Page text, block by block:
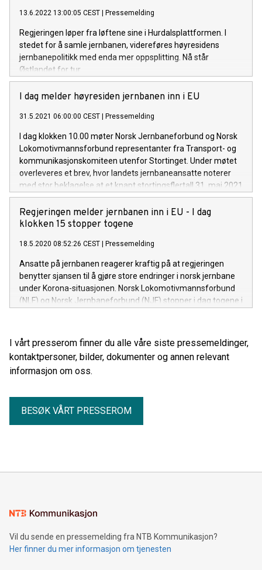
13.6.2022 13:00:05 CEST | Pressemelding
Regjeringen løper fra løftene sine i Hurdalsplattformen. I
stedet for å samle jernbanen, videreføres høyresidens
jernbanepolitikk med enda mer oppsplitting. Nå står
Østlandet for tur.
I dag melder høyresiden jernbanen inn i EU
31.5.2021 06:00:00 CEST | Pressemelding
I dag klokken 10.00 møter Norsk Jernbaneforbund og Norsk
Lokomotivmannsforbund representanter fra Transport- og
kommunikasjonskomiteen utenfor Stortinget. Under møtet
overleveres et brev, hvor landets jernbaneansatte noterer
med stor beklagelse at et knapt stortingsflertall 31. mai 2021
vedtar en helt unødvendig tilslutning til EUs fjerde
jernbanedirektiv.
Regjeringen melder jernbanen inn i EU - I dag
klokken 15 stopper togene
18.5.2020 08:52:26 CEST | Pressemelding
Ansatte på jernbanen reagerer kraftig på at regjeringen
benytter sjansen til å gjøre store endringer i norsk jernbane
under Korona-situasjonen. Norsk Lokomotivmannsforbund
(NLF) og Norsk Jernbaneforbund (NJF) stopper i dag togene i
I vårt presserom finner du alle våre siste pressemeldinger,
kontaktpersoner, bilder, dokumenter og annen relevant
informasjon om oss.
BESØK VÅRT PRESSEROM
Vil du sende en pressemelding fra NTB Kommunikasjon?
Her finner du mer informasjon om tjenesten